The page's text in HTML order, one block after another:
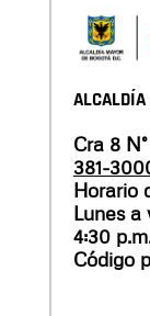
ALCALDÍA
Cra 8
381-
Horario
Lunes a
4:30
Código